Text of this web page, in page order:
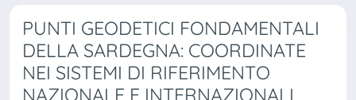
PUNTI GEODETICI FONDAMENTALI
DELLA SARDEGNA: COORDINATE
NEI SISTEMI DI RIFERIMENTO
NAZIONALE E INTERNAZIONALI